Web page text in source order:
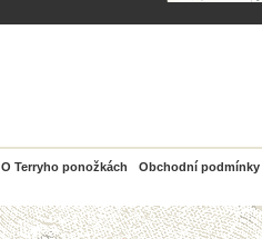
O Terryho ponožkách Obchodní podmínky
PayPal